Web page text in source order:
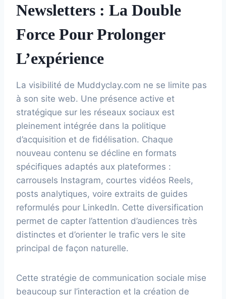
Newsletters : La Double
Force Pour Prolonger
L’expérience
La visibilité de Muddyclay.com ne se limite pas
à son site web. Une présence active et
stratégique sur les réseaux sociaux est
pleinement intégrée dans la politique
d’acquisition et de fidélisation. Chaque
nouveau contenu se décline en formats
spécifiques adaptés aux plateformes :
carrousels Instagram, courtes vidéos Reels,
posts analytiques, voire extraits de guides
reformulés pour LinkedIn. Cette diversification
permet de capter l’attention d’audiences très
distinctes et d’orienter le trafic vers le site
principal de façon naturelle.
Cette stratégie de communication sociale mise
beaucoup sur l’interaction et la création de